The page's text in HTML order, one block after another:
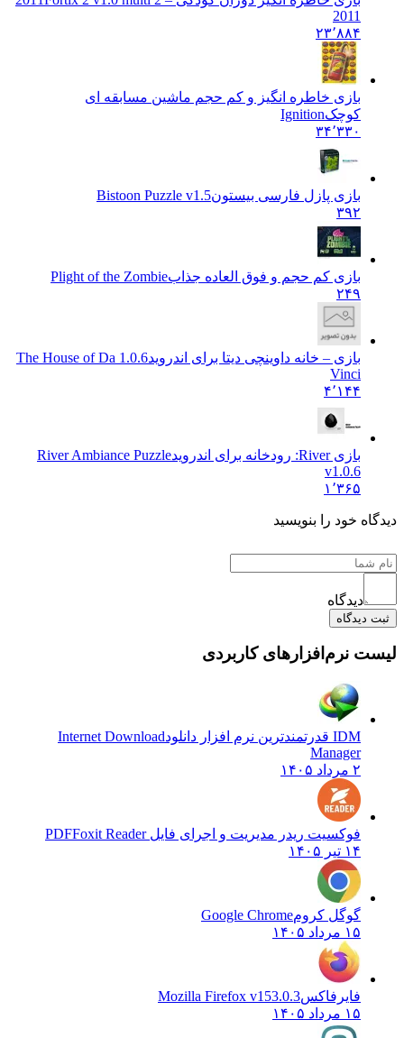
2011
۲۳٬۸۸۴
بازی خاطره انگیز و کم حجم ماشین مسابقه ای
کوچکIgnition
۳۴٬۳۳۰
بازی پازل فارسی بیستونBistoon Puzzle v1.5
۳۹۲
بازی کم حجم و فوق العاده جذابPlight of the Zombie
۲۴۹
بازی – خانه داوینچی دیتا برای اندروید
1.0.6 The House of Da
Vinci
۴٬۱۴۴
بازی River: رودخانه برای اندروید
River Ambiance Puzzle
v1.0.6
۱٬۳۶۵
دیدگاه خود را بنویسید
دیدگاه
ثبت دیدگاه
لیست نرم‌افزارهای کاربردی
IDM قدرتمندترین نرم افزار دانلود
Internet Download
Manager
۲ مرداد ۱۴۰۵
فوکسیت ریدر مدیریت و اجرای فایل PDFFoxit Reader
۱۴ تیر ۱۴۰۵
گوگل کرومGoogle Chrome
۱۵ مرداد ۱۴۰۵
فایرفاکسMozilla Firefox v153.0.3
۱۵ مرداد ۱۴۰۵